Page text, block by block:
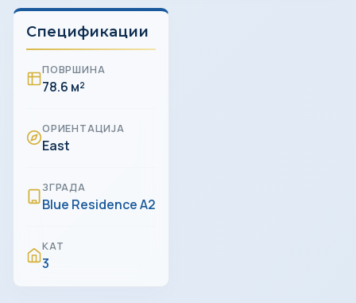
Спецификации
ПОВРШИНА
78.6 м²
ОРИЕНТАЦИЈА
East
ЗГРАДА
Blue Residence A2
КАТ
3